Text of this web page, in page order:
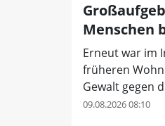
Menschen
Erneut war im
früheren
Gewalt gegen
09.08.2026 08:10